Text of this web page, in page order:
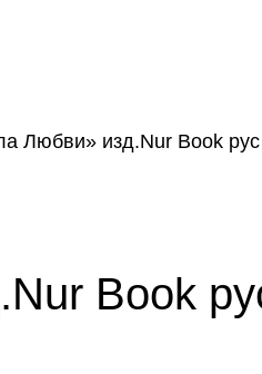
Любви» изд.Nur Book рус
Book